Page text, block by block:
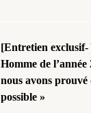
[Entretien exclusif-
Homme de
nous avons prouvé
possible »